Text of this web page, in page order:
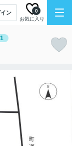
イン
お気に入り
0